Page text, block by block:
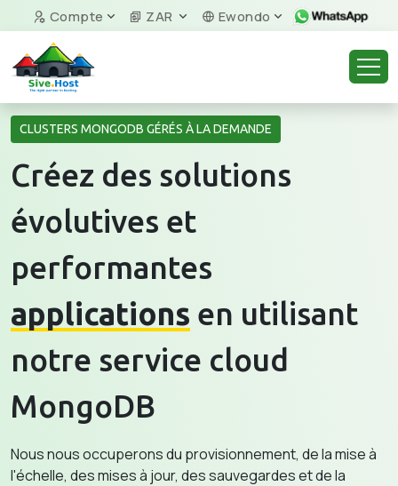
Compte ZAR Ewondo
CLUSTERS MONGODB GÉRÉS À LA DEMANDE
Créez des solutions
évolutives et
performantes
applications en utilisant
notre service cloud
MongoDB
Nous nous occuperons du provisionnement, de la mise à
l'échelle, des mises à jour, des sauvegardes et de la